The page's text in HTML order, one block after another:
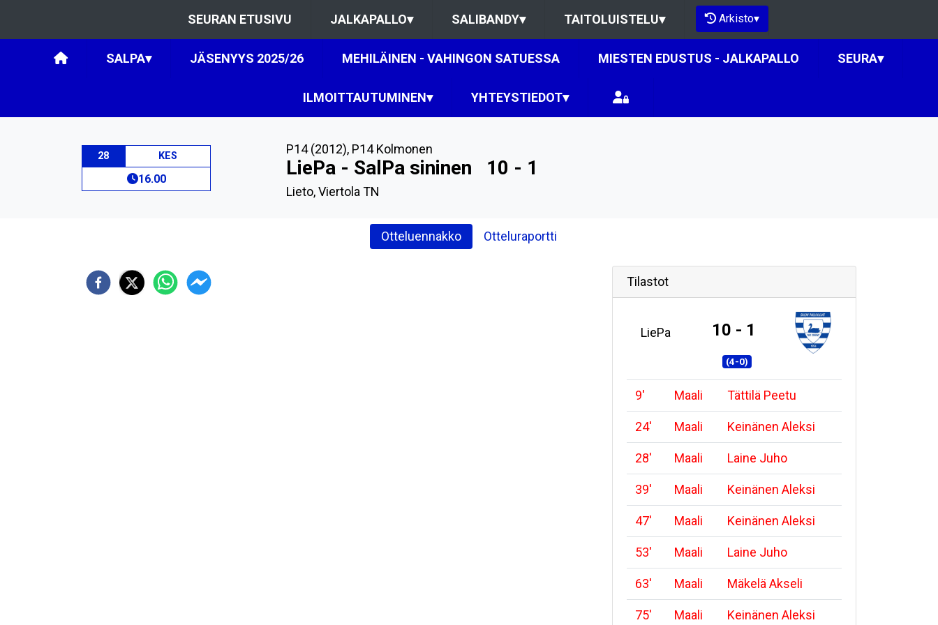
SEURAN ETUSIVU JALKAPALLO▾ SALIBANDY▾ TAITOLUISTELU▾ Arkisto▾
SALPA▾ JÄSENYYS 2025/26 MEHILÄINEN - VAHINGON SATUESSA MIESTEN EDUSTUS - JALKAPALLO SEURA▾
ILMOITTAUTUMINEN▾ YHTEYSTIEDOT▾
28 KES
16.00
P14 (2012), P14 Kolmonen
LiePa - SalPa sininen 10 - 1
Lieto, Viertola TN
Otteluennakko Otteluraportti
Tilastot
LiePa 10 - 1
(4-0)
9' Maali Tättilä Peetu
24' Maali Keinänen Aleksi
28' Maali Laine Juho
39' Maali Keinänen Aleksi
47' Maali Keinänen Aleksi
53' Maali Laine Juho
63' Maali Mäkelä Akseli
75' Maali Keinänen Aleksi